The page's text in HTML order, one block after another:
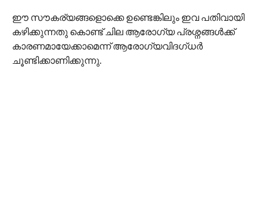
ഈ സൗകര്യങ്ങളൊക്കെ ഉണ്ടെങ്കിലും ഇവ പതിവായി
കഴിക്കുന്നതു കൊണ്ട് ചില ആരോഗ്യ പ്രശ്നങ്ങള്‍ക്ക്
കാരണമായേക്കാമെന്ന് ആരോഗ്യവിദഗ്ധര്‍
ചൂണ്ടിക്കാണിക്കുന്നു.